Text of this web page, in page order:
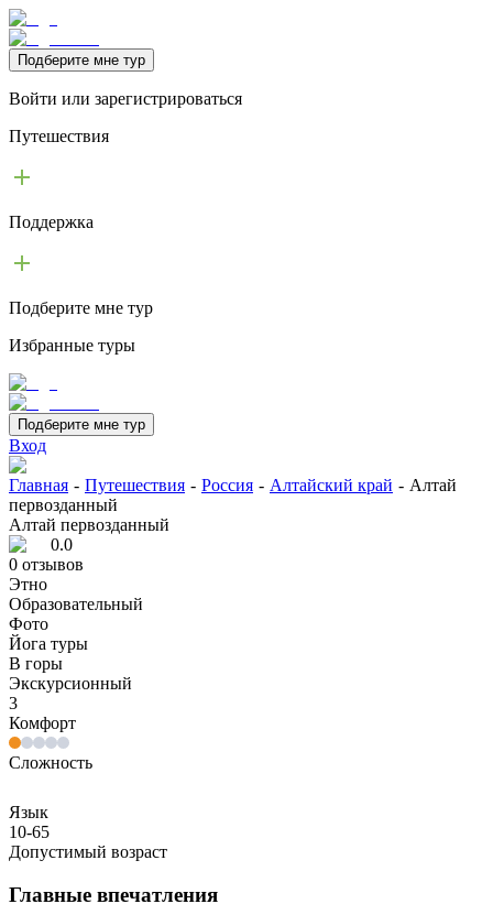
Подберите мне тур
Войти или зарегистрироваться
Путешествия
Поддержка
Подберите мне тур
Избранные туры
Подберите мне тур
Вход
Главная - Путешествия - Россия - Алтайский край - Алтай
первозданный
Алтай первозданный
0.0
0 отзывов
Этно
Образовательный
Фото
Йога туры
В горы
Экскурсионный
3
Комфорт
Сложность
Язык
10-65
Допустимый возраст
Главные впечатления